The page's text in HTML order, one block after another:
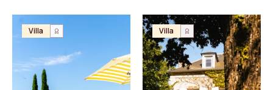
Villa Villa